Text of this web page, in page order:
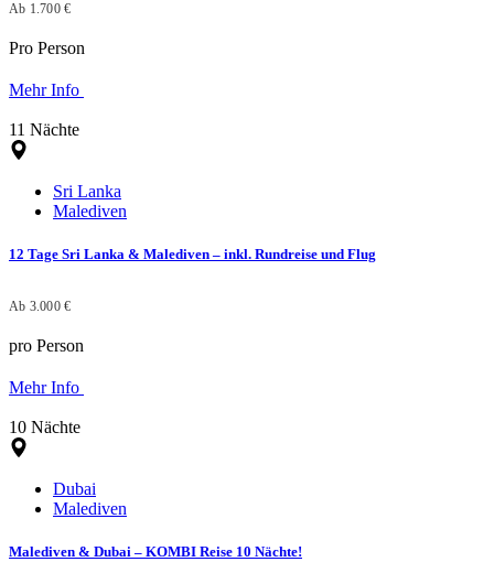
Ab 1.700 €
Pro Person
Mehr Info
11 Nächte
Sri Lanka
Malediven
12 Tage Sri Lanka & Malediven – inkl. Rundreise und Flug
Ab 3.000 €
pro Person
Mehr Info
10 Nächte
Dubai
Malediven
Malediven & Dubai – KOMBI Reise 10 Nächte!